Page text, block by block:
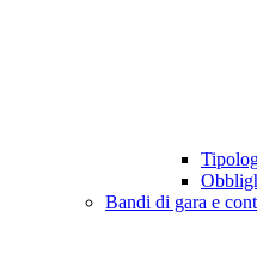
Bandi di gara e